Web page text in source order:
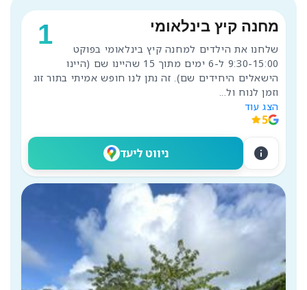
1 מחנה קיץ בינלאומי
9:30-15:00 ל-6 ימים מתוך 15 שהיינו שם (היינו
וזמן לנוח ול...
הצג עוד
5
ניווט ליעד info